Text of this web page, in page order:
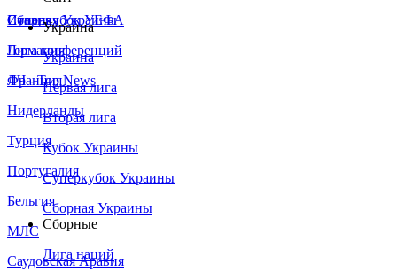
Сборная Украины
Италия
Германия
Франция
Нидерланды
Турция
Португалия
Бельгия
МЛС
Саудовская Аравия
Суперкубок УЕФА
Лига конференций
ЛЧ - Top News
Украина
Украина
Первая лига
Вторая лига
Кубок Украины
Суперкубок Украины
Сборная Украины
Сборные
Лига наций